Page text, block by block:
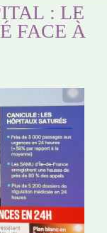
: LE
FACE À